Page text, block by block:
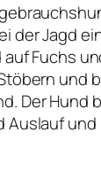
der Jagd
auf Fuchs
und
Der Hund
Auslauf